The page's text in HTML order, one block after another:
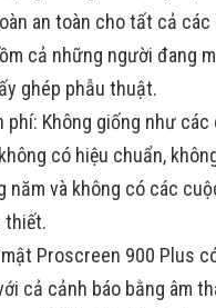
an toàn cho tất cả các
cả những người đang
ghép phẫu thuật.
phí: Không giống như các
có hiệu chuẩn,
năm và không có các
thiết.
Proscreen 900 Plus
cả cảnh báo bằng âm